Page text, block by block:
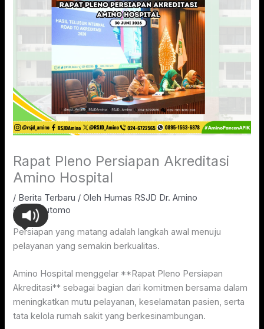
Rapat Pleno Persiapan Akreditasi
Amino Hospital
/ Berita Terbaru / Oleh Humas RSJD Dr. Amino
Gondohutomo
Persiapan yang matang adalah langkah awal menuju
pelayanan yang semakin berkualitas.
Amino Hospital menggelar **Rapat Pleno Persiapan
Akreditasi** sebagai bagian dari komitmen bersama dalam
meningkatkan mutu pelayanan, keselamatan pasien, serta
tata kelola rumah sakit yang berkesinambungan.